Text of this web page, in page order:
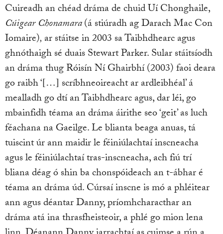
Cuireadh an chéad dráma de chuid Uí Chonghaile,
Cúigear Chonamara(á stiúradh ag Darach Mac Con
Iomaire), ar stáitse in 2003 sa Taibhdhearc agus
ghnóthaigh sé duais Stewart Parker. Sular stáitsíodh
an dráma thug Róisín Ní Ghairbhí (2003) faoi deara
go raibh ‘[…] scríbhneoireacht ar ardleibhéal’ á
mealladh go dtí an Taibhdhearc agus, dar léi, go
mbainfidh téama an dráma áirithe seo ‘geit’ as luch
féachana na Gaeilge. Le blianta beaga anuas, tá
tuiscint úr ann maidir le féiniúlachtaí inscneacha
agus le féiniúlachtaí tras-inscneacha, ach fiú trí
bliana déag ó shin ba chonspóideach an t-ábhar é
téama an dráma úd. Cúrsaí inscne is mó a phléitear
ann agus déantar Danny, príomhcharacthar an
dráma atá ina thrasfheisteoir, a phlé go mion lena